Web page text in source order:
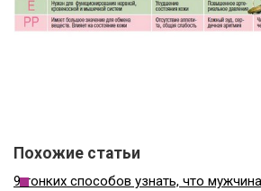
Похожие статьи
9 тонких способов узнать, что